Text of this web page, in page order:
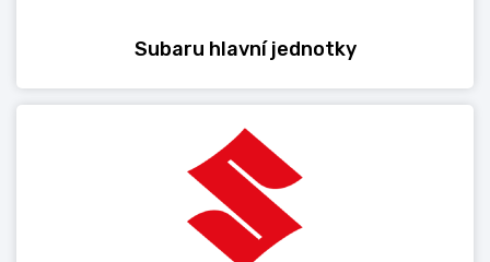
Subaru hlavní jednotky